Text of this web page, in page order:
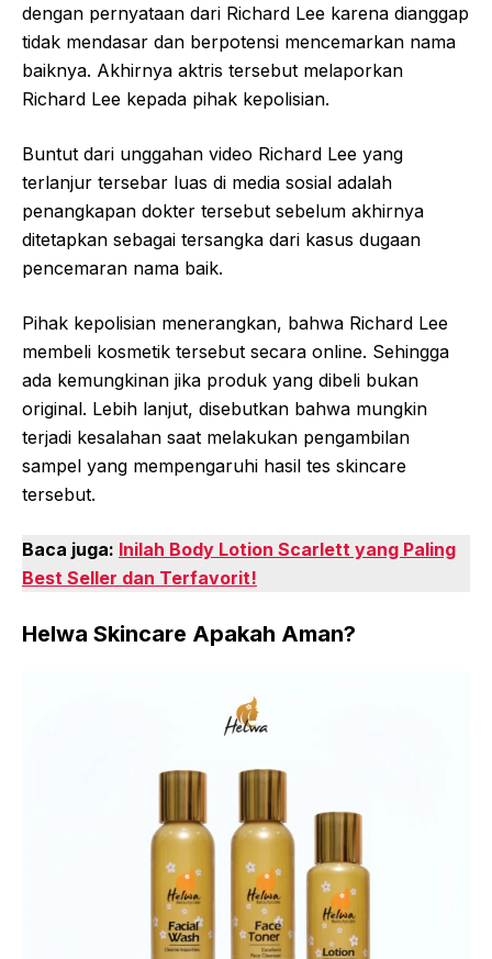
dengan pernyataan dari Richard Lee karena dianggap
tidak mendasar dan berpotensi mencemarkan nama
baiknya. Akhirnya aktris tersebut melaporkan
Richard Lee kepada pihak kepolisian.
Buntut dari unggahan video Richard Lee yang
terlanjur tersebar luas di media sosial adalah
penangkapan dokter tersebut sebelum akhirnya
ditetapkan sebagai tersangka dari kasus dugaan
pencemaran nama baik.
Pihak kepolisian menerangkan, bahwa Richard Lee
membeli kosmetik tersebut secara online. Sehingga
ada kemungkinan jika produk yang dibeli bukan
original. Lebih lanjut, disebutkan bahwa mungkin
terjadi kesalahan saat melakukan pengambilan
sampel yang mempengaruhi hasil tes skincare
tersebut.
Baca juga: Inilah Body Lotion Scarlett yang Paling
Best Seller dan Terfavorit!
Helwa Skincare Apakah Aman?